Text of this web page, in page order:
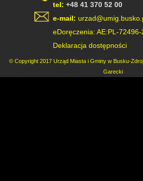
tel: +48 41 370 52 00
e-mail:
eDoręczenia: AE:PL-
Deklaracja dostępności
© Copyright 2017 Urząd Miasta i Gminy w Busku-
Garecki